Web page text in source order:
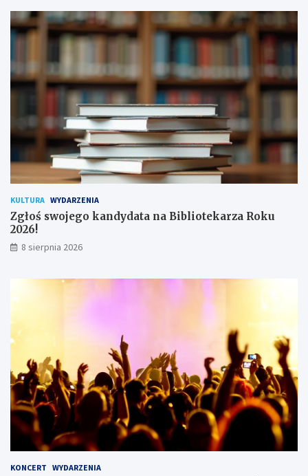
a
n
!
d
y
h
u
ż
o
n
i
ó
w
KULTURA WYDARZENIA
Zgłoś swojego kandydata na Bibliotekarza Roku
2026!
8 sierpnia 2026
KONCERT WYDARZENIA